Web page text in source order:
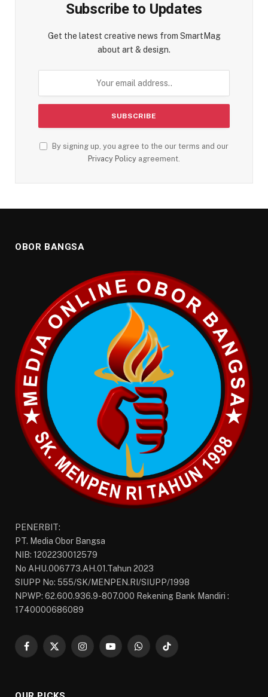
Subscribe to Updates
Get the latest creative news from SmartMag
about art & design.
By signing up, you agree to the our terms and our
Privacy Policy agreement.
OBOR BANGSA
PENERBIT:
PT. Media Obor Bangsa
NIB: 1202230012579
No AHU.006773.AH.01.Tahun 2023
SIUPP No: 555/SK/MENPEN.RI/SIUPP/1998
NPWP: 62.600.936.9-807.000 Rekening Bank Mandiri :
1740000686089
Facebook
X
InstagramYouTubeWhatsAppTikTok